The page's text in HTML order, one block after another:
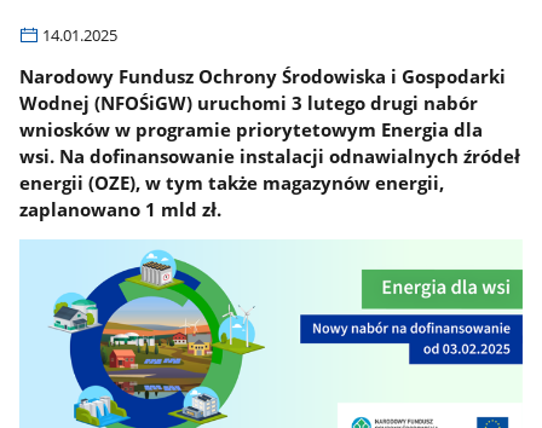
14.01.2025
Narodowy Fundusz Ochrony Środowiska i Gospodarki
Wodnej (NFOŚiGW) uruchomi 3 lutego drugi nabór
wniosków w programie priorytetowym Energia dla
wsi. Na dofinansowanie instalacji odnawialnych źródeł
energii (OZE), w tym także magazynów energii,
zaplanowano 1 mld zł.